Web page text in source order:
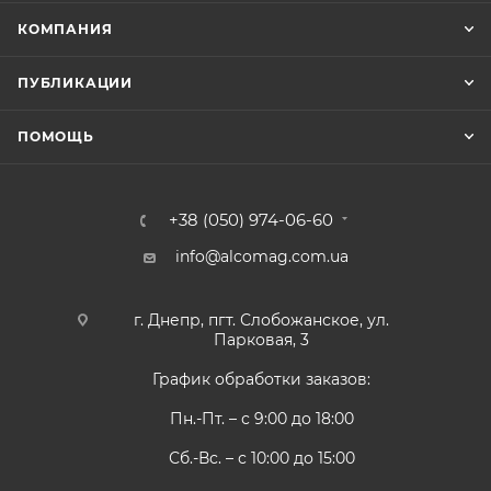
КОМПАНИЯ
ПУБЛИКАЦИИ
ПОМОЩЬ
+38 (050) 974-06-60
info@alcomag.com.ua
г. Днепр, пгт. Слобожанское, ул.
Парковая, 3
График обработки заказов:
Пн.-Пт. – с 9:00 до 18:00
Сб.-Вс. – с 10:00 до 15:00